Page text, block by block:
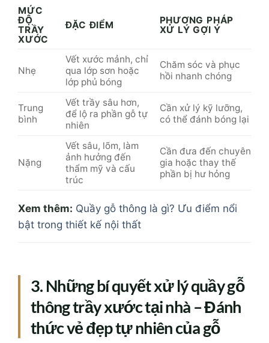
MỨC
ĐỘ
TRẦY
XƯỚC
ĐẶC ĐIỂM
PHƯƠNG PHÁP
XỬ LÝ GỢI Ý
Nhẹ
Vết xước mảnh, chỉ
qua lớp sơn hoặc
lớp phủ bóng
Chăm sóc và phục
hồi nhanh chóng
Trung
bình
Vết trầy sâu hơn,
để lộ ra phần gỗ tự
nhiên
Cần xử lý kỹ lưỡng,
có thể đánh bóng lại
Nặng
Vết sâu, lõm, làm
ảnh hưởng đến
thẩm mỹ và cấu
trúc
Cần đưa đến chuyên
gia hoặc thay thế
phần bị hư hỏng
Xem thêm: Quầy gỗ thông là gì? Ưu điểm nổi
bật trong thiết kế nội thất
3. Những bí quyết xử lý quầy gỗ
thông trầy xước tại nhà – Đánh
thức vẻ đẹp tự nhiên của gỗ